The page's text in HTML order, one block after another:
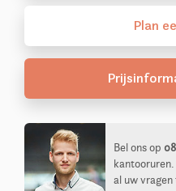
Plan
Bel ons op
al uw